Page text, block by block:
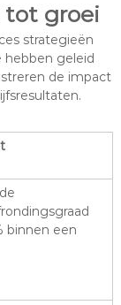
tot groei
strategieën
geleid
de impact
binnen een